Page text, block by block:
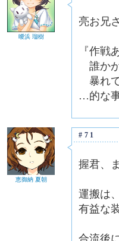
曖浜 瑠樹
亮お兄
『作戦
誰か
暴れ
…的な
恵御納 夏朝
#71
握君、
運搬は
有益な
合流後